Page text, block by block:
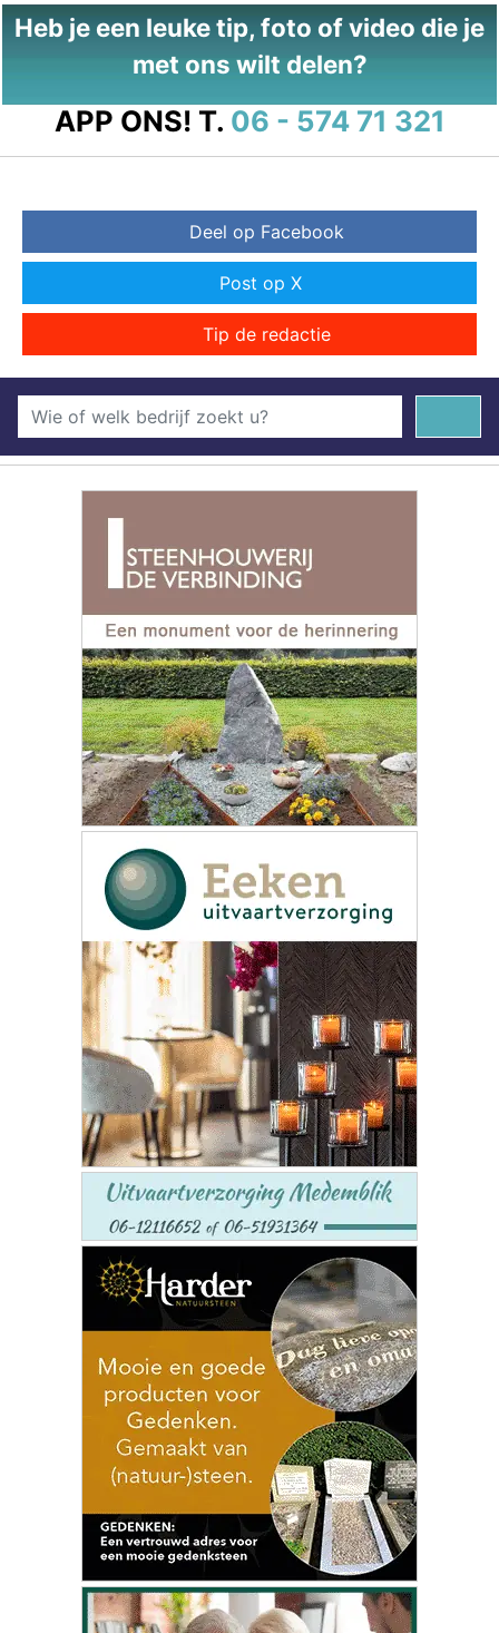
Heb je een leuke tip, foto of video die je
met ons wilt delen?
APP ONS! T. 06 - 574 71 321
Deel op Facebook
Post op X
Tip de redactie